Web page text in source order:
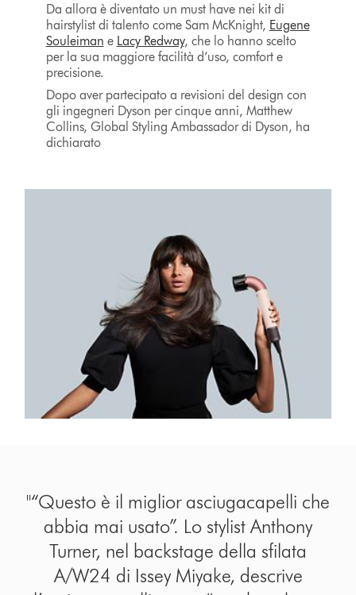
Da allora è diventato un must have nei kit di
hairstylist di talento come Sam McKnight, Eugene
Souleiman e Lacy Redway, che lo hanno scelto
per la sua maggiore facilità d’uso, comfort e
precisione.
Dopo aver partecipato a revisioni del design con
gli ingegneri Dyson per cinque anni, Matthew
Collins, Global Styling Ambassador di Dyson, ha
dichiarato
WashG1
"“Questo è il miglior asciugacapelli che
abbia mai usato”. Lo stylist Anthony
Turner, nel backstage della sfilata
A/W24 di Issey Miyake, descrive